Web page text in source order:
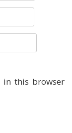
in this browser